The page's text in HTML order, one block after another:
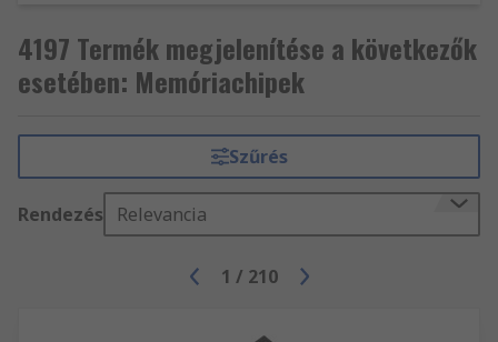
4197 Termék megjelenítése a következők
esetében: Memóriachipek
Szűrés
Rendezés Relevancia
1 / 210